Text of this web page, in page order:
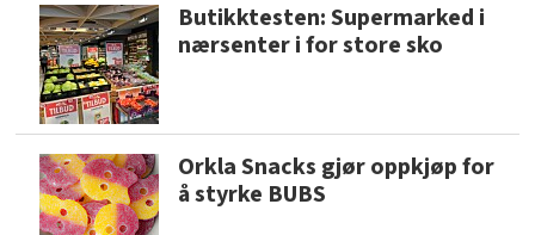
Butikktesten: Supermarked i
nærsenter i for store sko
Orkla Snacks gjør oppkjøp for
å styrke BUBS